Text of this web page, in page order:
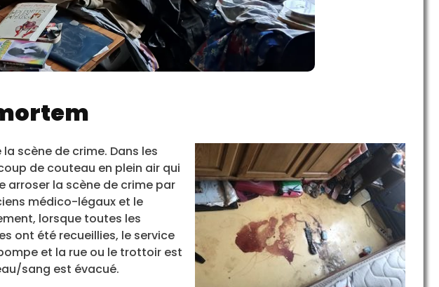
scène de crime. Dans les
de couteau en plein air qui
arroser la scène de crime par
médico-légaux et le
lorsque toutes les
ont été recueillies, le service
et la rue ou le trottoir est
sang est évacué.